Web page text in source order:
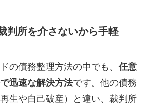
判所を介さないから手軽
の債務整理方法の中でも、 任意
迅速な解決方法です。他の債務
生や自己破産）と違い、裁判所